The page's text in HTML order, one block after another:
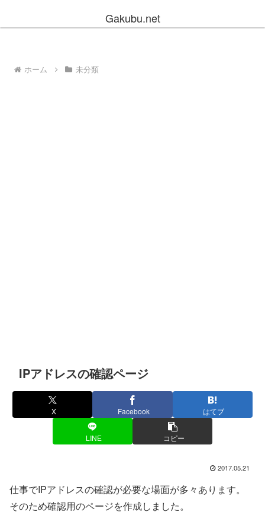
Gakubu.net
ホーム 未分類
IPアドレスの確認ページ
X Facebook はてブ
LINE コピー
2017.05.21
仕事でIPアドレスの確認が必要な場面が多々あります。
そのため確認用のページを作成しました。